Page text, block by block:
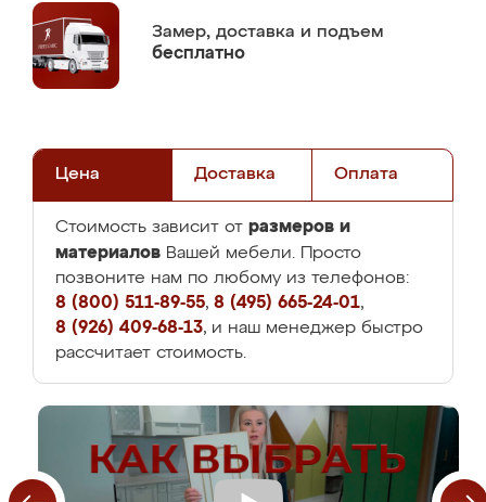
Замер, доставка и подъем
бесплатно
Цена Доставка Оплата
Стоимость зависит от размеров и
материалов Вашей мебели. Просто
позвоните нам по любому из телефонов:
8 (800) 511-89-55, 8 (495) 665-24-01,
8 (926) 409-68-13, и наш менеджер быстро
рассчитает стоимость.